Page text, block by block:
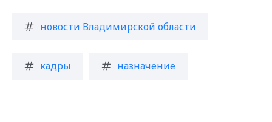
новости Владимирской области
кадры назначение